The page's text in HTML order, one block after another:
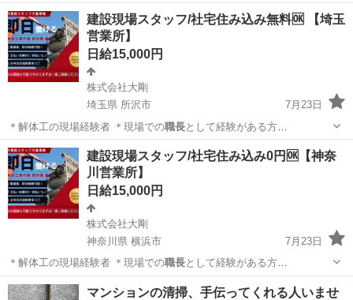
└───────…
福岡 福岡市 建築 スタッフ
建設現場スタッフ/社宅住み込み無料🆗 【埼玉
営業所】
日給15,000円
株式会社大剛
埼玉県 所沢市
7月23日
＊解体工の現場経験者 ＊現場での職長として経験がある方
└───────…
埼玉 所沢市 建築 スタッフ
建設現場スタッフ/社宅住み込み0円🆗【神奈
川営業所】
日給15,000円
株式会社大剛
神奈川県 横浜市
7月23日
＊解体工の現場経験者 ＊現場での職長として経験がある方
└───────…
神奈川 横浜市 スタッフ
マンションの清掃、手伝ってくれる人いませ